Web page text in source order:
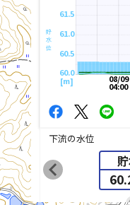
60.0
60.5
61.0
61.5
[m]
貯水位
08/09
04:00
下流の水位
chevron_left